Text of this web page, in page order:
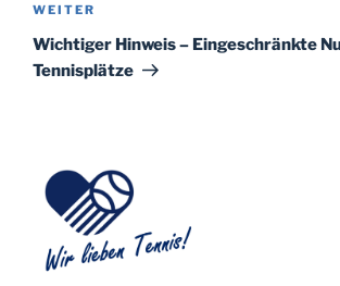
Nächster
Beitrag
WEITER
Wichtiger Hinweis – Eingeschränkte
Tennisplätze